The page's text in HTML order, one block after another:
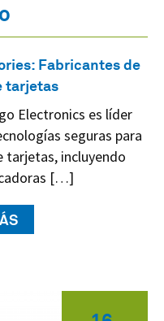
Fabricantes de
tarjetas
Electronics es líder
seguras para
tarjetas, incluyendo
[…]